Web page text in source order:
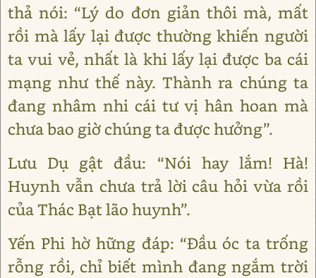
thả nói: “Lý do đơn giản thôi mà, mất
rồi mà lấy lại được thường khiến người
ta vui vẻ, nhất là khi lấy lại được ba cái
mạng như thế này. Thành ra chúng ta
đang nhâm nhi cái tư vị hân hoan mà
chưa bao giờ chúng ta được hưởng”.
Lưu Dụ gật đầu: “Nói hay lắm! Hà!
Huynh vẫn chưa trả lời câu hỏi vừa rồi
của Thác Bạt lão huynh”.
Yến Phi hờ hững đáp: “Đầu óc ta trống
rỗng rồi, chỉ biết mình đang ngắm trời